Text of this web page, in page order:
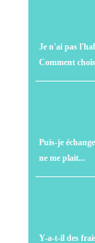
Je n'ai pas
Comment
Puis-je
ne me plait...
Y-a-t-il des